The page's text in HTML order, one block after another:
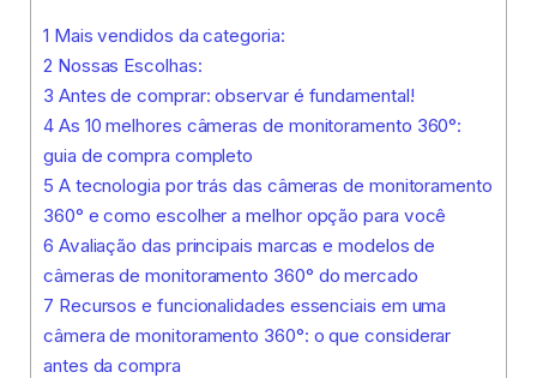
1 Mais vendidos da categoria:
2 Nossas Escolhas:
3 Antes de comprar: observar é fundamental!
4As 10 melhores câmeras de monitoramento 360°:
guia de compra completo
5 A tecnologia por trás das câmeras de monitoramento
360° e como escolher a melhor opção para você
6 Avaliação das principais marcas e modelos de
câmeras de monitoramento 360° do mercado
7 Recursos e funcionalidades essenciais em uma
câmera de monitoramento 360°: o que considerar
antes da compra